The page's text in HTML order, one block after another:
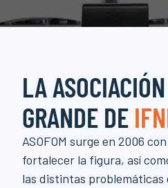
LA
GRANDE DE
ASOFOM surge en 2006
fortalecer la figura, así
las distintas